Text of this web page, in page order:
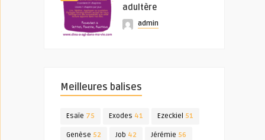
adultère
admin
Meilleures balises
Esaïe 75 Exodes 41 Ezeckiel 51
Genèse 52 Job 42 Jérémie 56